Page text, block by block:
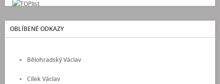
OBLÍBENÉ ODKAZY
Bělohradský Václav
Cílek Václav